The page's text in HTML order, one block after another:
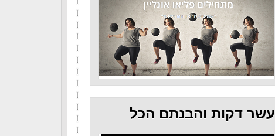
עשר דקות והבנתם הכל